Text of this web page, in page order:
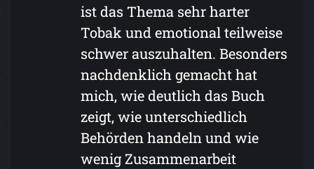
ist das Thema sehr harter
Tobak und emotional teilweise
schwer auszuhalten. Besonders
nachdenklich gemacht hat
mich, wie deutlich das Buch
zeigt, wie unterschiedlich
Behörden handeln und wie
wenig Zusammenarbeit